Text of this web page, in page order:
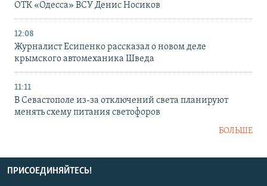
ОТК «Одесса» ВСУ Денис Носиков
12:08
Журналист Есипенко рассказал о новом деле
крымского автомеханика Шведа
11:11
В Севастополе из-за отключений света планируют
менять схему питания светофоров
БОЛЬШЕ
ПРИСОЕДИНЯЙТЕСЬ!